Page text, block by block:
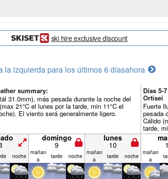
ski hire exclusive discount
la izquierda para los últimos 6 díasahora
summary:
31.0mm), más pesada durante la noche del
21°C el lunes por la tarde, min 11°C el
El viento será generalmente ligero.
Días 5-
Ortisei
Fuerte
pesada
Cálido
tarde,
noche).
ligero.
domingo
9
lunes
10
noche mañan
a
tarde noche mañan
a
tarde noche mañan
a